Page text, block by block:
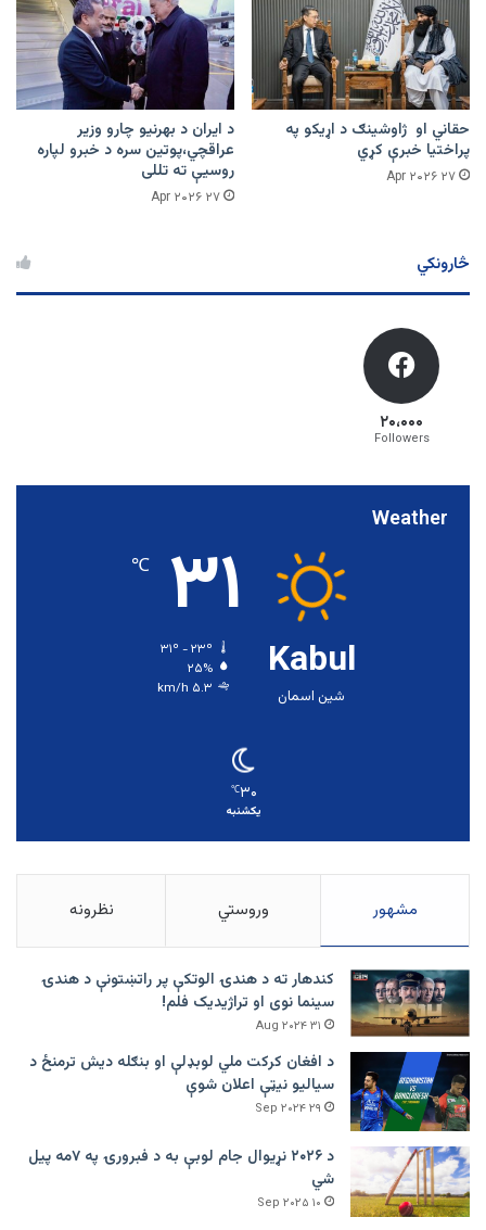
حقاني او ژاوشینګ د اړیکو په
پراختیا خبرې کړي
۲۷ Apr ۲۰۲۶
د ایران د بهرنیو چارو وزیر
عراقچي،پوتین سره د خبرو لپاره
روسیې ته تللی
۲۷ Apr ۲۰۲۶
څارونکي
۲۰،۰۰۰
Followers
Weather
Kabul
شین اسمان
۳۱ ℃
۲۵%
۵.۳ km/h
۳۰℃
یکشنبه
مشهور وروستي نظرونه
کندهار ته د هندۍ الوتکې پر راتښتونې د هندۍ
سینما نوی او تراژيديک فلم!
۳۱ Aug ۲۰۲۴
د افغان کرکت ملي لوبډلې او بنګله دیش ترمنځ د
سیالیو نیټې اعلان شوې
۲۹ Sep ۲۰۲۴
د ۲۰۲۶ نړیوال جام لوبې به د فبرورۍ په ۷مه پیل
شي
۱۰ Sep ۲۰۲۵